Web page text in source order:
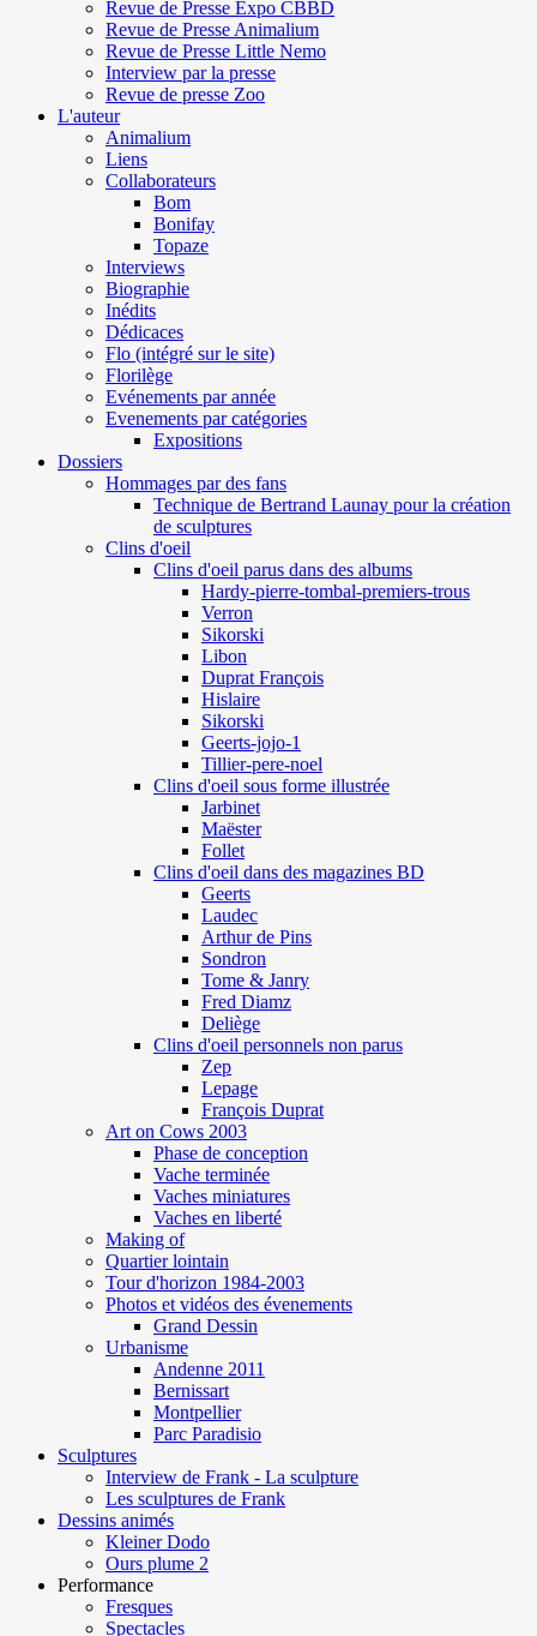
Revue de Presse Expo CBBD
Revue de Presse Animalium
Revue de Presse Little Nemo
Interview par la presse
Revue de presse Zoo
L'auteur
Animalium
Liens
Collaborateurs
Bom
Bonifay
Topaze
Interviews
Biographie
Inédits
Dédicaces
Flo (intégré sur le site)
Florilège
Evénements par année
Evenements par catégories
Expositions
Dossiers
Hommages par des fans
Technique de Bertrand Launay pour la création
de sculptures
Clins d'oeil
Clins d'oeil parus dans des albums
Hardy-pierre-tombal-premiers-trous
Verron
Sikorski
Libon
Duprat François
Hislaire
Sikorski
Geerts-jojo-1
Tillier-pere-noel
Clins d'oeil sous forme illustrée
Jarbinet
Maëster
Follet
Clins d'oeil dans des magazines BD
Geerts
Laudec
Arthur de Pins
Sondron
Tome & Janry
Fred Diamz
Deliège
Clins d'oeil personnels non parus
Zep
Lepage
François Duprat
Art on Cows 2003
Phase de conception
Vache terminée
Vaches miniatures
Vaches en liberté
Making of
Quartier lointain
Tour d'horizon 1984-2003
Photos et vidéos des évenements
Grand Dessin
Urbanisme
Andenne 2011
Bernissart
Montpellier
Parc Paradisio
Sculptures
Interview de Frank - La sculpture
Les sculptures de Frank
Dessins animés
Kleiner Dodo
Ours plume 2
Performance
Fresques
Spectacles